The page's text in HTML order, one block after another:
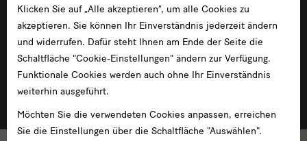
Neuzugänge zeitgenössischer Kunst im
Kunstfonds 2014
Berlin
Klicken Sie auf „Alle akzeptieren“, um alle Cookies zu
akzeptieren. Sie können Ihr Einverständnis jederzeit ändern
und widerrufen. Dafür steht Ihnen am Ende der Seite die
Schaltfläche "Cookie-Einstellungen" ändern zur Verfügung.
Funktionale Cookies werden auch ohne Ihr Einverständnis
weiterhin ausgeführt.
Möchten Sie die verwendeten Cookies anpassen, erreichen
Sie die Einstellungen über die Schaltfläche "Auswählen".